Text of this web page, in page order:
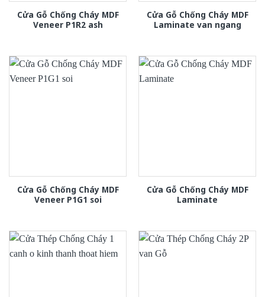
Cửa Gỗ Chống Cháy MDF
Veneer P1R2 ash
Cửa Gỗ Chống Cháy MDF
Laminate van ngang
Cửa Gỗ Chống Cháy MDF
Veneer P1G1 soi
Cửa Gỗ Chống Cháy MDF
Laminate